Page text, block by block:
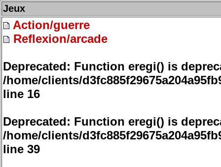
Jeux
Action/guerre
Reflexion/arcade
Deprecated: Function eregi() is
/home/clients/
line 16
Deprecated: Function eregi() is
/home/clients/
line 39